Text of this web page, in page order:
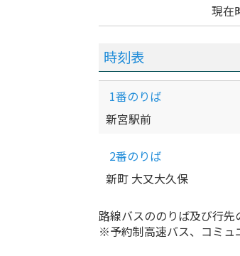
現在
時刻表
1番のりば
新宮駅前
2番のりば
新町 大又大久保
路線バスののりば及び行先
※予約制高速バス、コミュ